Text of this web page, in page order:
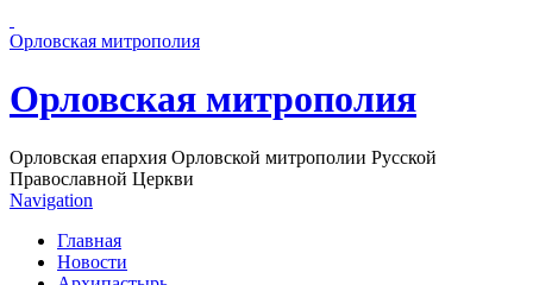
Орловская митрополия
Орловская митрополия
Орловская епархия Орловской митрополии Русской
Православной Церкви
Navigation
Главная
Новости